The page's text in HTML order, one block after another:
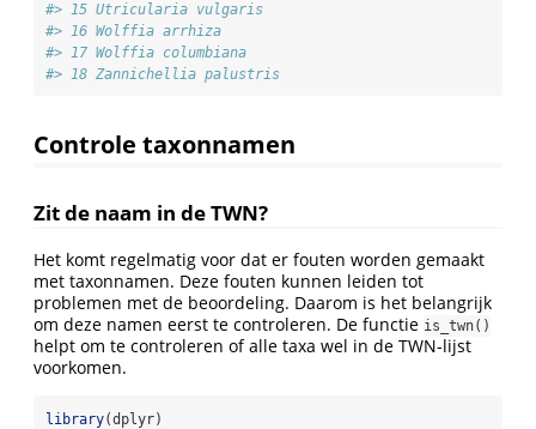
#> 15 Utricularia vulgaris
#> 16 Wolffia arrhiza
#> 17 Wolffia columbiana
#> 18 Zannichellia palustris
Controle taxonnamen
Zit de naam in de TWN?
Het komt regelmatig voor dat er fouten worden gemaakt
met taxonnamen. Deze fouten kunnen leiden tot
problemen met de beoordeling. Daarom is het belangrijk
om deze namen eerst te controleren. De functie is_twn()
helpt om te controleren of alle taxa wel in de TWN-lijst
voorkomen.
library(dplyr)